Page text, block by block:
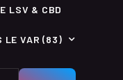
LSV & CBD
LE VAR (83)